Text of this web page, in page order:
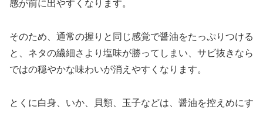
感が前に出やすくなります。
そのため、通常の握りと同じ感覚で醤油をたっぷりつける
と、ネタの繊細さより塩味が勝ってしまい、サビ抜きなら
ではの穏やかな味わいが消えやすくなります。
とくに白身、いか、貝類、玉子などは、醤油を控えめにす